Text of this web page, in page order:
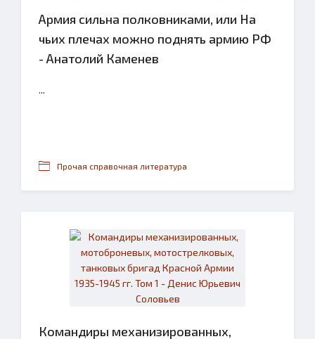
Армия сильна полковниками, или На
чьих плечах можно поднять армию РФ
- Анатолий Каменев
...
Прочая справочная литература
Командиры механизированных,